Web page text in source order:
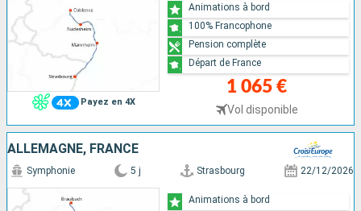
Payez en 4X
1 065 €
Vol disponible
Animations à bord
100% Francophone
Pension complète
Départ de France
ALLEMAGNE, FRANCE
Symphonie 5 j Strasbourg 22/12/2026
Animations à bord